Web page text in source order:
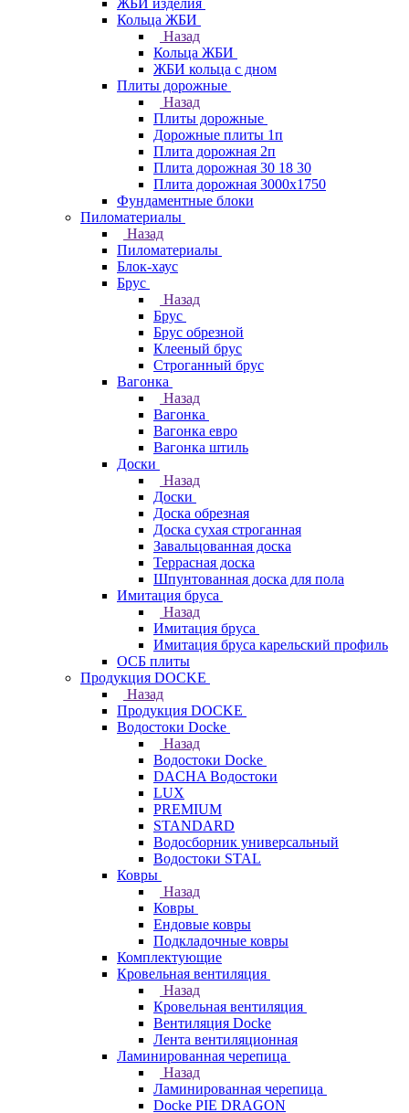
ЖБИ изделия
Кольца ЖБИ
Назад
Кольца ЖБИ
ЖБИ кольца с дном
Плиты дорожные
Назад
Плиты дорожные
Дорожные плиты 1п
Плита дорожная 2п
Плита дорожная 30 18 30
Плита дорожная 3000х1750
Фундаментные блоки
Пиломатериалы
Назад
Пиломатериалы
Блок-хаус
Брус
Назад
Брус
Брус обрезной
Клееный брус
Строганный брус
Вагонка
Назад
Вагонка
Вагонка евро
Вагонка штиль
Доски
Назад
Доски
Доска обрезная
Доска сухая строганная
Завальцованная доска
Террасная доска
Шпунтованная доска для пола
Имитация бруса
Назад
Имитация бруса
Имитация бруса карельский профиль
ОСБ плиты
Продукция DOCKE
Назад
Продукция DOCKE
Водостоки Docke
Назад
Водостоки Docke
DACHA Водостоки
LUX
PREMIUM
STANDARD
Водосборник универсальный
Водостоки STAL
Ковры
Назад
Ковры
Ендовые ковры
Подкладочные ковры
Комплектующие
Кровельная вентиляция
Назад
Кровельная вентиляция
Вентиляция Docke
Лента вентиляционная
Ламинированная черепица
Назад
Ламинированная черепица
Docke PIE DRAGON